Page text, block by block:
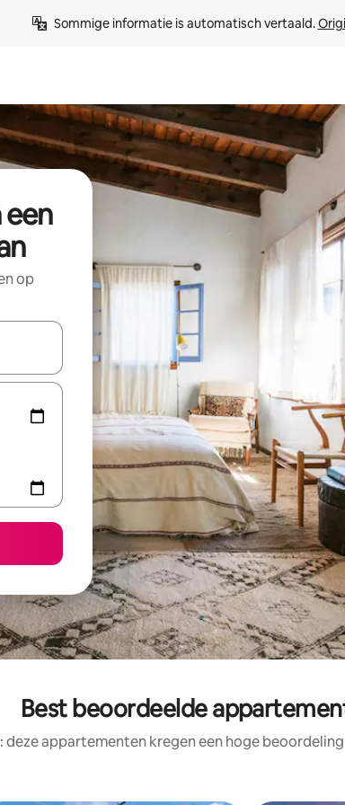
Sommige informatie is automatisch vertaald.
op
je een keuze met je de pijltjestoetsen omhoog en
Best beoordeelde
deze appartementen kregen een hoge